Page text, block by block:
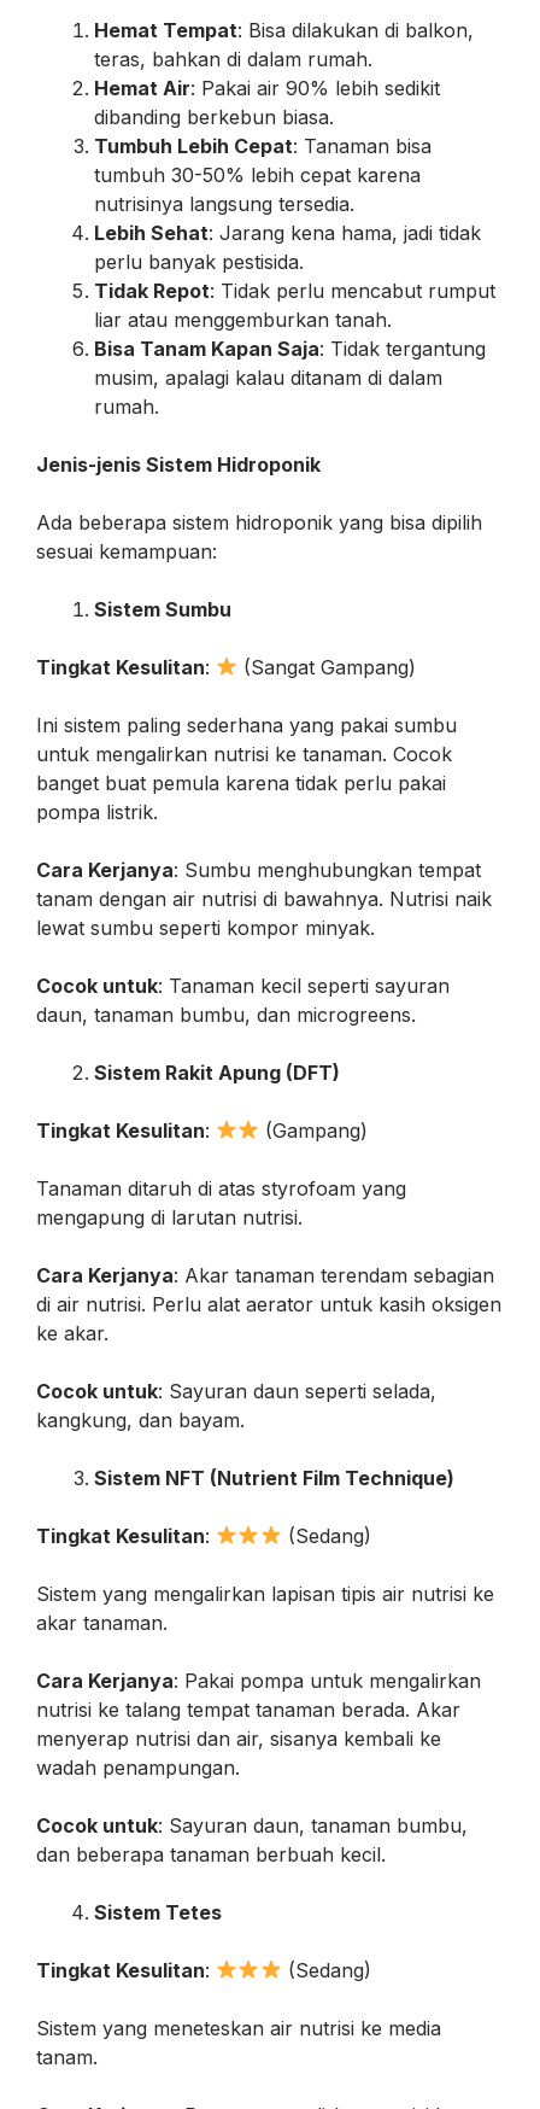
Hemat Tempat: Bisa dilakukan di balkon,
teras, bahkan di dalam rumah.
Hemat Air: Pakai air 90% lebih sedikit
dibanding berkebun biasa.
Tumbuh Lebih Cepat: Tanaman bisa
tumbuh 30-50% lebih cepat karena
nutrisinya langsung tersedia.
Lebih Sehat: Jarang kena hama, jadi tidak
perlu banyak pestisida.
Tidak Repot: Tidak perlu mencabut rumput
liar atau menggemburkan tanah.
Bisa Tanam Kapan Saja: Tidak tergantung
musim, apalagi kalau ditanam di dalam
rumah.
Jenis-jenis Sistem Hidroponik
Ada beberapa sistem hidroponik yang bisa dipilih
sesuai kemampuan:
Sistem Sumbu
Tingkat Kesulitan: (Sangat Gampang)
Ini sistem paling sederhana yang pakai sumbu
untuk mengalirkan nutrisi ke tanaman. Cocok
banget buat pemula karena tidak perlu pakai
pompa listrik.
Cara Kerjanya: Sumbu menghubungkan tempat
tanam dengan air nutrisi di bawahnya. Nutrisi naik
lewat sumbu seperti kompor minyak.
Cocok untuk: Tanaman kecil seperti sayuran
daun, tanaman bumbu, dan microgreens.
Sistem Rakit Apung (DFT)
Tingkat Kesulitan: (Gampang)
Tanaman ditaruh di atas styrofoam yang
mengapung di larutan nutrisi.
Cara Kerjanya: Akar tanaman terendam sebagian
di air nutrisi. Perlu alat aerator untuk kasih oksigen
ke akar.
Cocok untuk: Sayuran daun seperti selada,
kangkung, dan bayam.
Sistem NFT (Nutrient Film Technique)
Tingkat Kesulitan: (Sedang)
Sistem yang mengalirkan lapisan tipis air nutrisi ke
akar tanaman.
Cara Kerjanya: Pakai pompa untuk mengalirkan
nutrisi ke talang tempat tanaman berada. Akar
menyerap nutrisi dan air, sisanya kembali ke
wadah penampungan.
Cocok untuk: Sayuran daun, tanaman bumbu,
dan beberapa tanaman berbuah kecil.
Sistem Tetes
Tingkat Kesulitan: (Sedang)
Sistem yang meneteskan air nutrisi ke media
tanam.